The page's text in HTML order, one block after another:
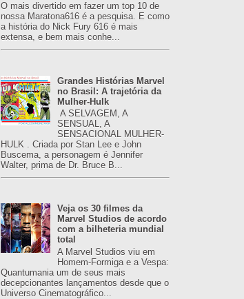
O mais divertido em fazer um top 10 de
nossa Maratona616 é a pesquisa. E como
a história do Nick Fury 616 é mais
extensa, e bem mais conhe...
Grandes Histórias Marvel
no Brasil: A trajetória da
Mulher-Hulk
A SELVAGEM, A
SENSUAL, A
SENSACIONAL MULHER-
HULK . Criada por Stan Lee e John
Buscema, a personagem é Jennifer
Walter, prima de Dr. Bruce B...
Veja os 30 filmes da
Marvel Studios de acordo
com a bilheteria mundial
total
A Marvel Studios viu em
Homem-Formiga e a Vespa:
Quantumania um de seus mais
decepcionantes lançamentos desde que o
Universo Cinematográfico...